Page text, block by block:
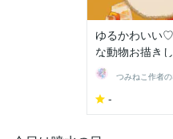
ゆるかわいい
な動物お描き
つみねこ作者の
-